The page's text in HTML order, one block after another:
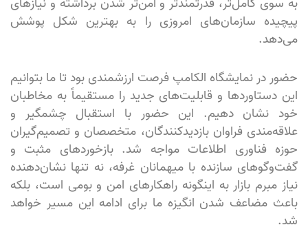
پیچیده سازمان‌های امروزی را به بهترین شکل پوشش
می‌دهد.
حضور در نمایشگاه الکامپ فرصت ارزشمندی بود تا ما بتوانیم
این دستاوردها و قابلیت‌های جدید را مستقیماً به مخاطبان
خود نشان دهیم. این حضور با استقبال چشمگیر و
علاقه‌مندی فراوان بازدیدکنندگان، متخصصان و تصمیم‌گیران
حوزه فناوری اطلاعات مواجه شد. بازخوردهای مثبت و
گفت‌وگوهای سازنده با میهمانان غرفه، نه تنها نشان‌دهنده
نیاز مبرم بازار به اینگونه راهکارهای امن و بومی است، بلکه
باعث مضاعف شدن انگیزه ما برای ادامه این مسیر خواهد
شد.